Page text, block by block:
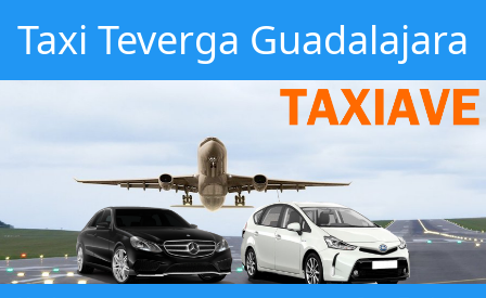
Taxi Teverga Guadalajara